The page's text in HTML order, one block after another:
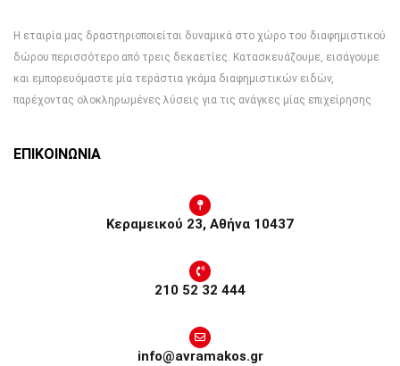
Η εταιρία μας δραστηριοποιείται δυναμικά στο χώρο του διαφημιστικού
δώρου περισσότερο από τρεις δεκαετίες. Κατασκευάζουμε, εισάγουμε
και εμπορευόμαστε μία τεράστια γκάμα διαφημιστικών ειδών,
παρέχοντας ολοκληρωμένες λύσεις για τις ανάγκες μίας επιχείρησης
ΕΠΙΚΟΙΝΩΝΙΑ
Κεραμεικού 23, Αθήνα 10437
210 52 32 444
info@avramakos.gr